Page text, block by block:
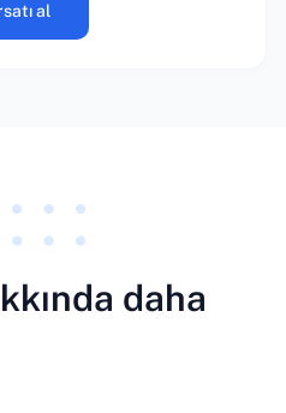
al
daha